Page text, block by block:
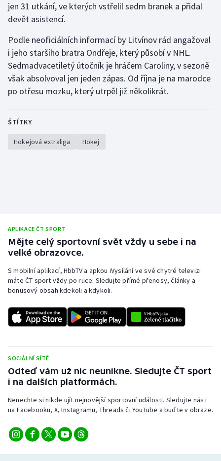
Lezení
Lyže a snowboard
Moderní pětiboj
Motorsport
Rychlostní kanoistika
Short track
Sportovní střelba
Stolní tenis
Veslování
Vodní slalom
Volejbal
Ostatní
jen 31 utkání, ve kterých vstřelil sedm branek a přidal
devět asistencí.
Podle neoficiálních informací by Litvínov rád angažoval
i jeho staršího bratra Ondřeje, který působí v NHL.
Sedmadvacetiletý útočník je hráčem Caroliny, v sezoně
však absolvoval jen jeden zápas. Od října je na marodce
po otřesu mozku, který utrpěl již několikrát.
ŠTÍTKY
Hokejová extraliga Hokej
APLIKACE ČT SPORT
Mějte celý sportovní svět vždy u sebe i na
velké obrazovce.
S mobilní aplikací, HbbTV a apkou iVysílání ve své chytré televizi
máte ČT sport vždy po ruce. Sledujte přímé přenosy, články a
bonusový obsah kdekoli a kdykoli.
SOCIÁLNÍ SÍTĚ
Odteď vám už nic neunikne. Sledujte ČT sport
i na dalších platformách.
Nenechte si nikde ujít nejnovější sportovní události. Sledujte nás i
na Facebooku, X, Instagramu, Threads či YouTube a buďte v obraze.